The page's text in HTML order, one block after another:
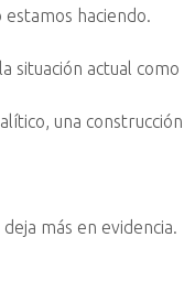
haciendo.
situación actual como
una construcción
más en evidencia.